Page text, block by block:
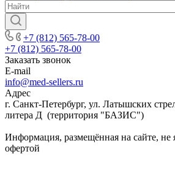
+7 (812) 565-78-00
+7 (812) 565-78-00
Заказать звонок
E-mail
info@med-sellers.ru
Адрес
г. Санкт-Петербург, ул. Латышских
литера Д (территория "БАЗИС")
Информация, размещённая на сайте, не
офертой